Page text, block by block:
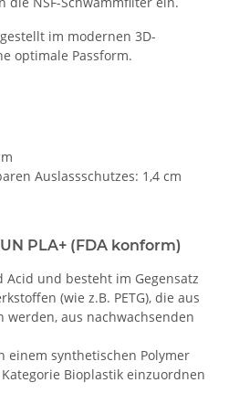
im modernen 3D-
optimale Passform.
Auslassschutzes: 1,4 cm
PLA+ (FDA konform)
Acid und besteht im Gegensatz
(wie z.B. PETG), die aus
werden, aus nachwachsenden
einem synthetischen Polymer
Bioplastik einzuordnen